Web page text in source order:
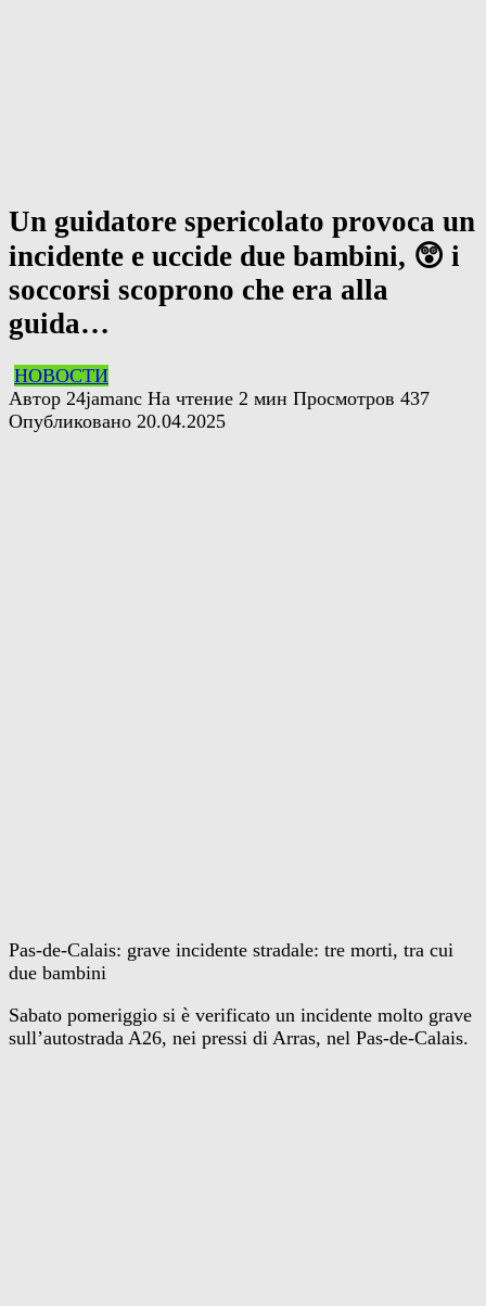
Un guidatore spericolato provoca un
incidente e uccide due bambini, 😲 i
soccorsi scoprono che era alla
guida…
НОВОСТИ
Автор 24jamanc На чтение 2 мин Просмотров 437
Опубликовано 20.04.2025
Pas-de-Calais: grave incidente stradale: tre morti, tra cui
due bambini
Sabato pomeriggio si è verificato un incidente molto grave
sull’autostrada A26, nei pressi di Arras, nel Pas-de-Calais.